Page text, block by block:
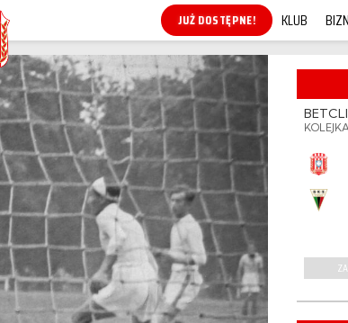
KUP ONLINE! KLUB